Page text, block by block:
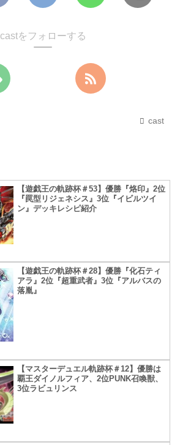
castをフォローする
cast
【遊戯王の軌跡杯＃53】優勝『烙印』2位
『罠型リジェネシス』3位『イビルツイ
ン』デッキレシピ紹介
【遊戯王の軌跡杯＃28】優勝『化石ティ
アラ』2位『超重武者』3位『アルバスの
落胤』
【マスターデュエル軌跡杯＃12】優勝は
覇王ダイノルフィア、2位PUNK召喚獣、
3位ラビュリンス